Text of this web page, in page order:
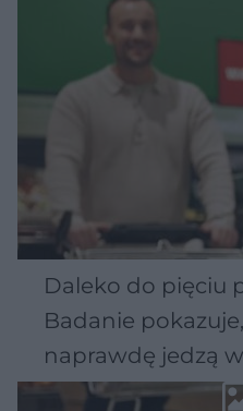
Daleko do pięciu
Badanie
naprawdę jedzą